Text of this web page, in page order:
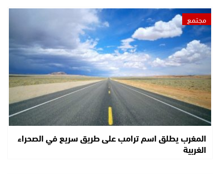
مجتمع
المغرب يطلق اسم ترامب على طريق سريع في الصحراء
الغربية